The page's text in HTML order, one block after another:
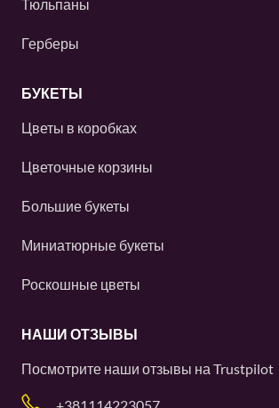
Тюльпаны
Герберы
БУКЕТЫ
Цветы в коробках
Цветочные корзины
Большие букеты
Миниатюрные букеты
Роскошные цветы
НАШИ ОТЗЫВЫ
Посмотрите наши отзывы на Trustpilot
+381114223057